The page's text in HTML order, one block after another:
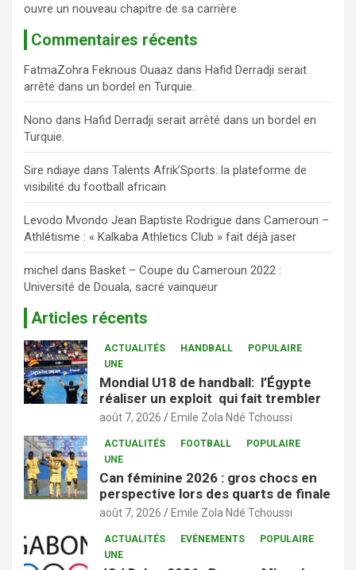
ouvre un nouveau chapitre de sa carrière
Commentaires récents
FatmaZohra Feknous Ouaaz dans Hafid Derradji serait
arrêté dans un bordel en Turquie.
Nono dans Hafid Derradji serait arrêté dans un bordel en
Turquie.
Sire ndiaye dans Talents Afrik’Sports: la plateforme de
visibilité du football africain
Levodo Mvondo Jean Baptiste Rodrigue dans Cameroun –
Athlétisme : « Kalkaba Athletics Club » fait déjà jaser
michel dans Basket – Coupe du Cameroun 2022 :
Université de Douala, sacré vainqueur
Articles récents
ACTUALITÉS HANDBALL
POPULAIRE
UNE
Mondial U18 de handball: l’Égypte
réaliser un exploit qui fait trembler
août 7, 2026 Emile Zola Ndé Tchoussi
ACTUALITÉS FOOTBALL
POPULAIRE
UNE
Can féminine 2026 : gros chocs en
perspective lors des quarts de finale
août 7, 2026 Emile Zola Ndé Tchoussi
ACTUALITÉS EVÉNEMENTS
POPULAIRE
UNE